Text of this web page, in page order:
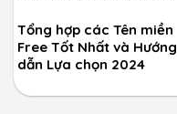
Tổng hợp các Tên miền
Free Tốt Nhất và Hướng
dẫn Lựa chọn 2024